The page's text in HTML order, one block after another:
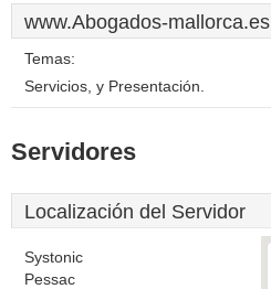
www.Abogados-mallorca.es
Temas:
Servicios, y Presentación.
Servidores
Localización del Servidor
Systonic
Pessac